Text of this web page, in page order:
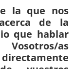
la que nos
de la
que hablar
as